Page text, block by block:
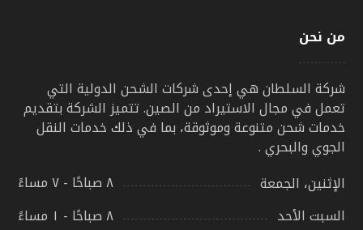
من نحن
شركة السلطان هي إحدى شركات الشحن الدولية التي
تعمل في مجال الاستيراد من الصين. تتميز الشركة بتقديم
خدمات شحن متنوعة وموثوقة، بما في ذلك خدمات النقل
الجوي والبحري .
الإثنين، الجمعة
٨ صباحًا - ٧ مساءً
السبت الأحد
٨ صباحًا - ١ مساءً